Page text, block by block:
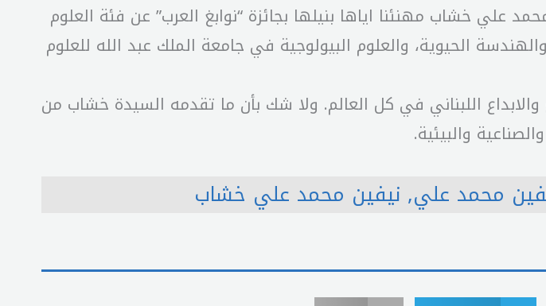
علي خشاب مهنئنا اياها بنيلها بجائزة “نوابغ العرب” عن فئة العلوم
الحيوية، والعلوم البيولوجية في جامعة الملك عبد الله للعلوم
اللبناني في كل العالم. ولا شك بأن ما تقدمه السيدة خشاب من
والبيئية.
محمد علي, نيفين محمد علي خشاب